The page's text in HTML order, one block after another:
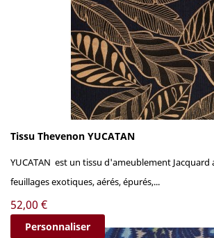
Tissu Thevenon YUCATAN
YUCATAN est un tissu d'ameublement Jacquard
feuillages exotiques, aérés, épurés,...
Prix
52,00 €
Personnaliser